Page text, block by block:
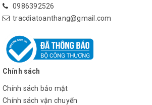
8. Nhiệt độ làm việc: từ -20°C đến + 60°C
10. Trọng lượng và kích thước:
- Trọng lượng bao gồm Hòm máy: 8,5 kg.
- Kích thước: W153 x H 334 x L 172mm.
0986392526
tracdiatoanthang@gmail.com
Chính sách
Chính sách bảo mật
Chính sách vận chuyển